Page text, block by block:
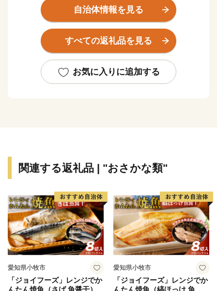
いえるフカヒレや水揚げ日本一を誇る生鮮カツオなどの
海産物のほか、地元特産の農産物やB級グルメとして人
気の気仙沼ホルモンなどがあり、美食の街としての一面
も持っています。 東日本大震災により大きな被害を受
様の更なる御支援、後押しをお願いいたします。
自治体情報を見る
すべての返礼品を見る
お気に入りに追加する
関連する返礼品 | "おさかな類"
愛知県小牧市
「ジョイフーズ」レンジでか
んたん焼魚（さば 魚醤干）
愛知県小牧市
「ジョイフーズ」レンジでか
んたん焼魚（縞ほっけ 魚醤